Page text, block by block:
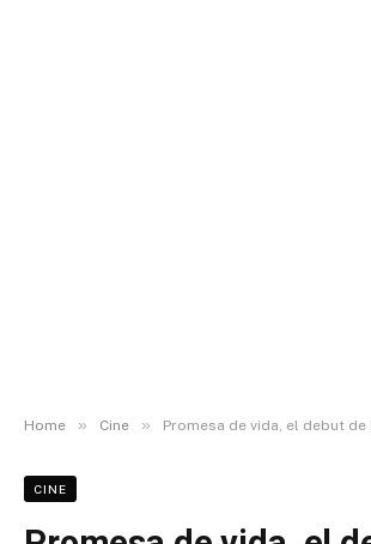
Home » Cine » Promesa de vida, el debut de
CINE